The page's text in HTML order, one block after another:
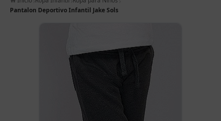
Pantalon Deportivo Infantil Jake Sols